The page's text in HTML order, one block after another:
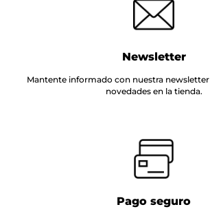
Newsletter
Mantente informado con nuestra
novedades en la tienda.
Pago seguro